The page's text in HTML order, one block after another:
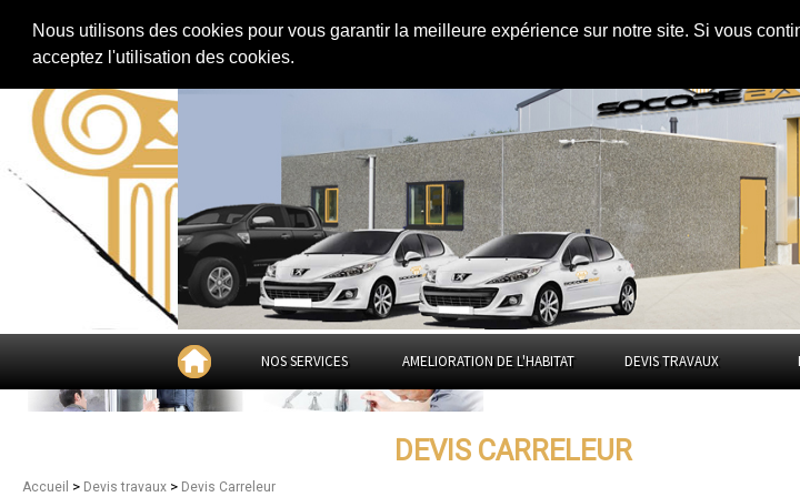
Nous utilisons des cookies pour vous garantir la meilleure expérience sur notre site. Si vous
acceptez l'utilisation des cookies.Devis Carreleur dansle Val d'Oise
NOS SERVICES AMELIORATION DE L'HABITAT DEVIS TRAVAUX
DEVIS CARRELEUR
Accueil > Devis travaux > Devis Carreleur